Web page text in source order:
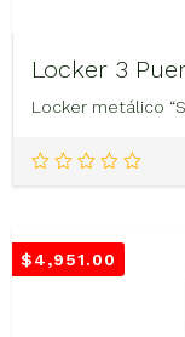
Locker 3
Locker metálico
$4,951.00